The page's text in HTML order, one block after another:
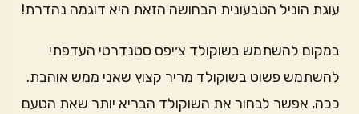
עוגת הוניל הטבעונית הבחושה הזאת היא דוגמה נהדרת!
במקום להשתמש בשוקולד צ׳יפס סטנדרטי העדפתי
להשתמש פשוט בשוקולד מריר קצוץ שאני ממש אוהבת.
ככה, אפשר לבחור את השוקולד הבריא יותר שאת הטעם